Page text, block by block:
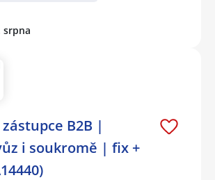
srpna
B2B |
i soukromě | fix +